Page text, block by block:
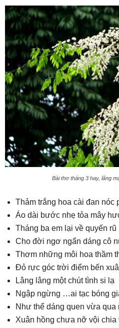
Bài thơ tháng 3 hay, lãng
Thảm trắng hoa cài đan nóc
Áo dài bước nhẹ tỏa mây
Tháng ba em lại về quyến rũ
Cho đời ngơ ngẩn dáng cô
Thơm những môi hoa thầm
Đỏ rực góc trời điểm bến
Lâng lâng một chút tình si lạ
Ngập ngừng …ai tạc bóng
Như thể dáng quen vừa qua
Xuân hồng chưa nỡ vội chia